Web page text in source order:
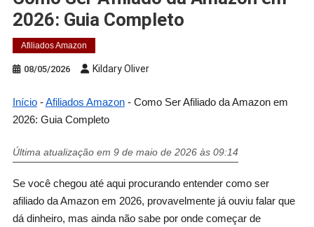
2026: Guia Completo
Afiliados Amazon
08/05/2026 Kildary Oliver
Início-Afiliados Amazon- Como Ser Afiliado da Amazon em
2026: Guia Completo
Última atualização em 9 de maio de 2026 às 09:14
Se você chegou até aqui procurando entender como ser
afiliado da Amazon em 2026, provavelmente já ouviu falar que
dá dinheiro, mas ainda não sabe por onde começar de